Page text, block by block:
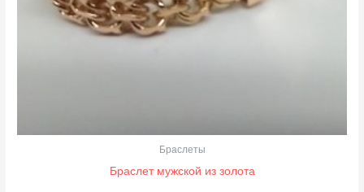
Браслеты
Браслет мужской из золота